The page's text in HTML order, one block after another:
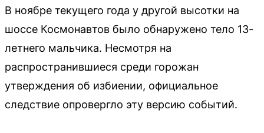
В ноябре текущего года у другой высотки на
шоссе Космонавтов было обнаружено тело 13-
летнего мальчика. Несмотря на
распространившиеся среди горожан
утверждения об избиении, официальное
следствие опровергло эту версию событий.